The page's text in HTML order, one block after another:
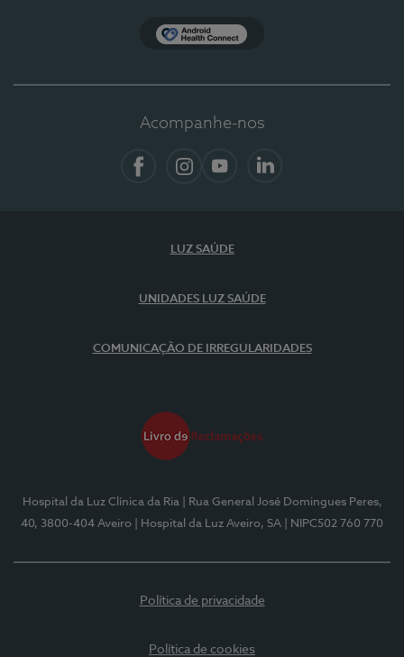
Acompanhe-nos
LUZ SAÚDE
UNIDADES LUZ SAÚDE
COMUNICAÇÃO DE IRREGULARIDADES
Hospital da Luz Clínica da Ria
| Rua General José Domingues Peres,
40, 3800-404 Aveiro
| Hospital da Luz Aveiro, SA | NIPC502 760 770
Política de privacidade
Política de cookies